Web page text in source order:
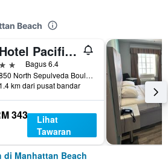
Beach
Hotel Pacific, Manhattan Beach
2 bintangBagus 6.4
850 North Sepulveda Boulevard, Manhattan Beach, CA, Amerika Syarikat
1.4 km dari pusat bandar
343
Lihat
Tawaran
Manhattan Beach